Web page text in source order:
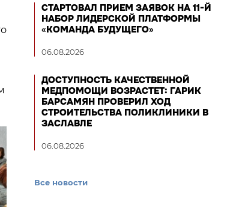
СТАРТОВАЛ ПРИЕМ ЗАЯВОК НА 11-Й
НАБОР ЛИДЕРСКОЙ ПЛАТФОРМЫ
«КОМАНДА БУДУЩЕГО»
06.08.2026
ДОСТУПНОСТЬ КАЧЕСТВЕННОЙ
МЕДПОМОЩИ ВОЗРАСТЕТ: ГАРИК
БАРСАМЯН ПРОВЕРИЛ ХОД
СТРОИТЕЛЬСТВА ПОЛИКЛИНИКИ В
ЗАСЛАВЛЕ
06.08.2026
Все новости